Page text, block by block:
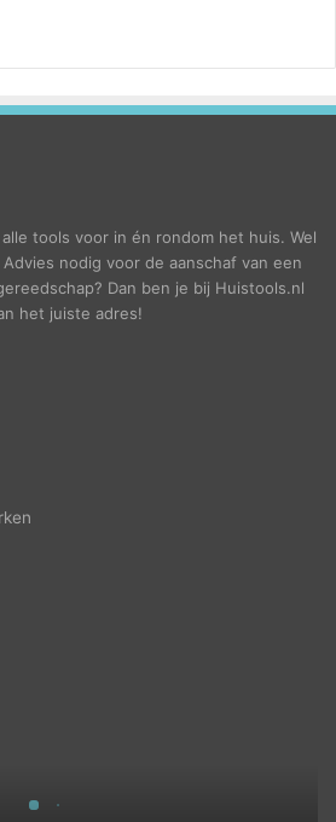
tools voor in én rondom het huis. Wel
nodig voor de aanschaf van een
Dan ben je bij Huistools.nl
het juiste adres!